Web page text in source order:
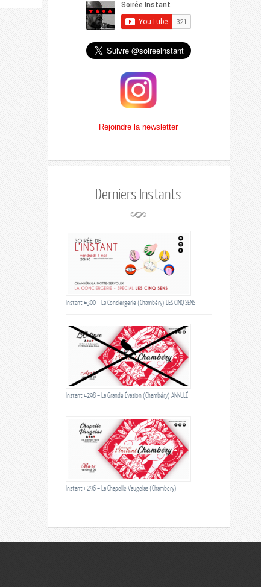
Rejoindre la newsletter
Derniers Instants
Instant #300 – La Conciergerie (Chambéry) LES CINQ SENS
Instant #298 – La Grande Évasion (Chambéry) ANNULÉ
Instant #296 – La Chapelle Vaugelas (Chambéry)